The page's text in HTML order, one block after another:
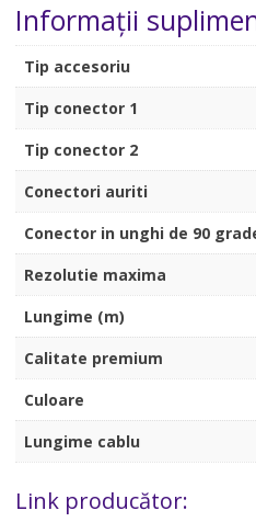
Informații
Tip accesoriu
Tip conector 1
Tip conector 2
Conectori auriti
Conector in unghi de 90
Rezolutie maxima
Lungime (m)
Calitate premium
Culoare
Lungime cablu
Link producător: